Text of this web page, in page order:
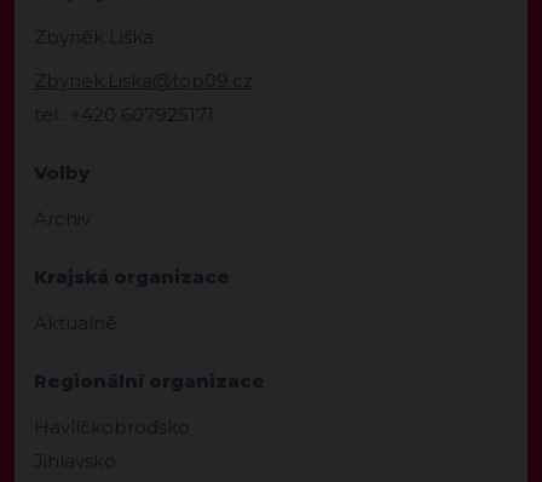
Zbyněk Liška
Zbynek.Liska@top09.cz
tel.: +420 607925171
Volby
Archiv
Krajská organizace
Aktuálně
Regionální organizace
Havlíčkobrodsko
Jihlavsko